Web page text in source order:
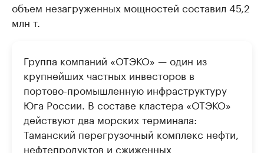
объем незагруженных мощностей составил 45,2
млн т.
Группа компаний «ОТЭКО» — один из
крупнейших частных инвесторов в
портово-промышленную инфраструктуру
Юга России. В составе кластера «ОТЭКО»
действуют два морских терминала:
Таманский перегрузочный комплекс нефти,
нефтепродуктов и сжиженных